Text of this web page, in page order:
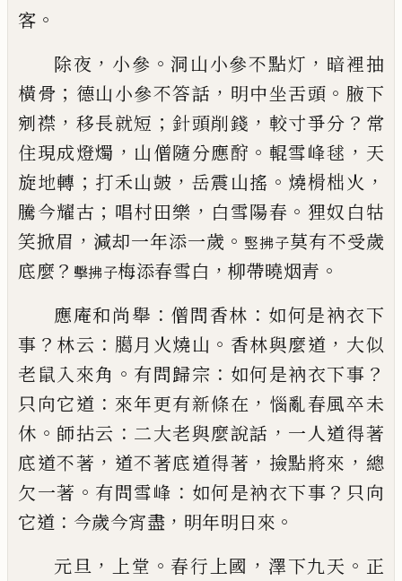
客 。
除夜 ， 小參 。 洞山小參不點灯 ， 暗裡抽
橫骨 ； 德山小參不答話 ， 明中坐舌頭 。 腋下
剜襟 ， 移長就短 ； 針頭削錢 ， 較寸爭分 ？ 常
住現成燈燭 ， 山僧隨分應酧 。 輥雪峰毬 ， 天
旋地轉 ； 打禾山皷 ， 岳震山搖 。 燒榾柮火 ，
騰今耀古 ； 唱村田樂 ， 白雪陽春 。 狸奴白牯
笑掀眉 ， 減却一年添一歲 。 竪拂子莫有不受歲
底麼 ？ 擊拂子梅添春雪白 ， 柳帶曉烟青 。
應庵和尚舉 ： 僧問香林 ： 如何是衲衣下
事 ？ 林云 ： 臈月 火燒山 。 香林與麼道 ， 大似
老鼠入來角 。 有問歸宗 ： 如何是衲衣下事 ？
只向它道 ： 來年更有新條在 ， 惱亂春風卒未
休 。 師拈云 ： 二大老與麼說話 ， 一人道得著
底道不著 ， 道不著底道得著 ， 撿點將來 ， 總
欠一著 。 有問雪峰 ： 如何是衲衣下事 ？ 只向
它道 ： 今歲今宵盡 ， 明年明日來 。
元旦 ， 上堂 。 春行上國 ， 澤下九天 。 正